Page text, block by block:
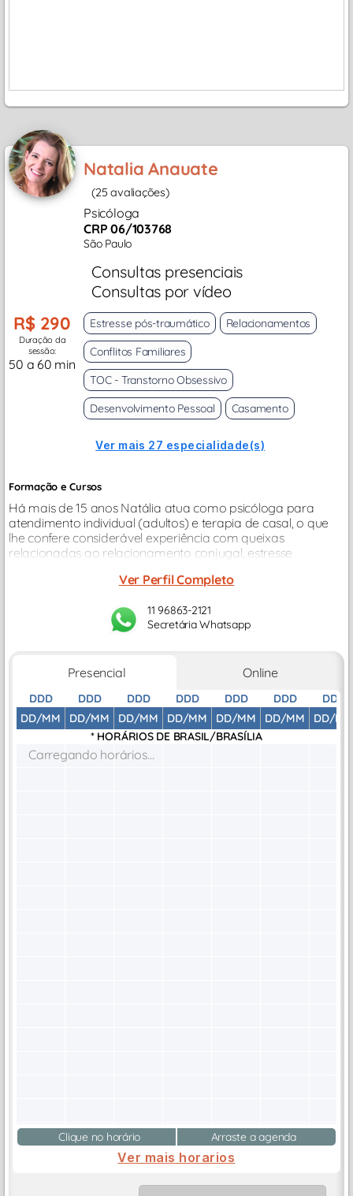
Natalia Anauate
(25 avaliações)
Psicóloga
CRP 06/103768
São Paulo
Consultas presenciais
Consultas por vídeo
R$ 290
Duração da
sessão:
50 a 60 min
Estresse pós-traumático
Relacionamentos
Conflitos Familiares
TOC - Transtorno Obsessivo
Desenvolvimento Pessoal
Casamento
Ver mais 27 especialidade(s)
Formação e Cursos
Há mais de 15 anos Natália atua como psicóloga para
atendimento individual (adultos) e terapia de casal, o que
lhe confere considerável experiência com queixas
relacionadas ao relacionamento conjugal, estresse
Ver Perfil Completo
11 96863-2121
Secretária Whatsapp
Presencial Online
DDD
DD/MM
DDD
DD/MM
DDD
DD/MM
DDD
DD/MM
DDD
DD/MM
DDD
DD/MM
DDD
DD/MM
* HORÁRIOS DE BRASIL/BRASÍLIA
Carregando horários...
Clique no horário Arraste a agenda
Ver mais horarios